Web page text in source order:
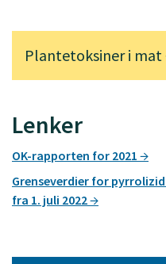
Plantetoksiner i mat
Lenker
OK-rapporten for 2021
Grenseverdier for
fra 1. juli 2022